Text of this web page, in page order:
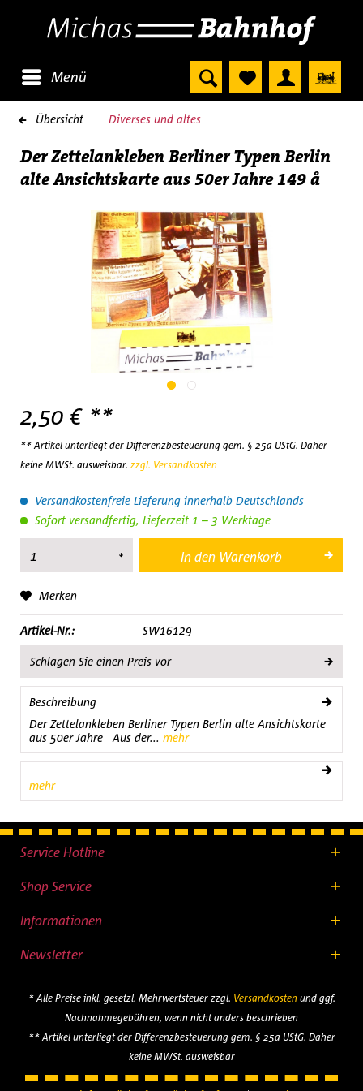
Menü
Übersicht Diverses und altes
Der Zettelankleben Berliner Typen Berlin
alte Ansichtskarte aus 50er Jahre 149 å
2,50 € **
** Artikel unterliegt der Differenzbesteuerung gem. § 25a UStG. Daher
keine MWSt. ausweisbar. zzgl. Versandkosten
Versandkostenfreie Lieferung innerhalb Deutschlands
Sofort versandfertig, Lieferzeit 1 – 3 Werktage
In den Warenkorb
Merken
Artikel-Nr.: SW16129
Schlagen Sie einen Preis vor
Beschreibung
Der Zettelankleben Berliner Typen Berlin alte Ansichtskarte
aus 50er Jahre Aus der... mehr
mehr
Service Hotline
Shop Service
Informationen
Newsletter
* Alle Preise inkl. gesetzl. Mehrwertsteuer zzgl. Versandkostenund ggf.
Nachnahmegebühren, wenn nicht anders beschrieben
** Artikel unterliegt der Differenzbesteuerung gem. § 25a UStG. Daher
keine MWSt. ausweisbar